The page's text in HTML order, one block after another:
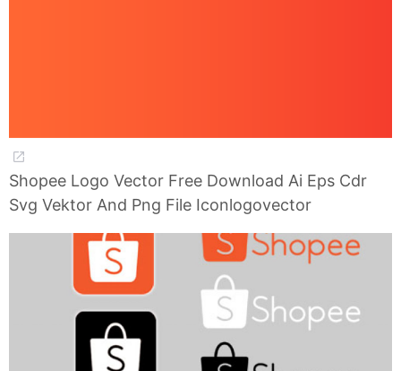
Shopee Logo Vector Free Download Ai Eps Cdr
Svg Vektor And Png File Iconlogovector